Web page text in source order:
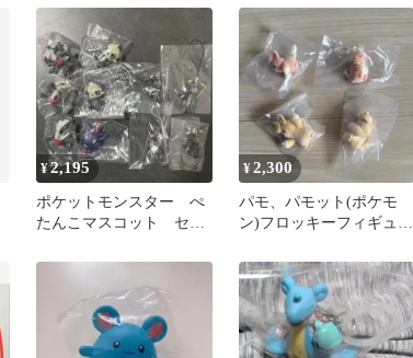
ス〜
¥2,195
ポケットモンスター ぺ
たんこマスコット セッ
¥2,300
パモ、パモット(ポケモ
ン)フロッキーフィギュア